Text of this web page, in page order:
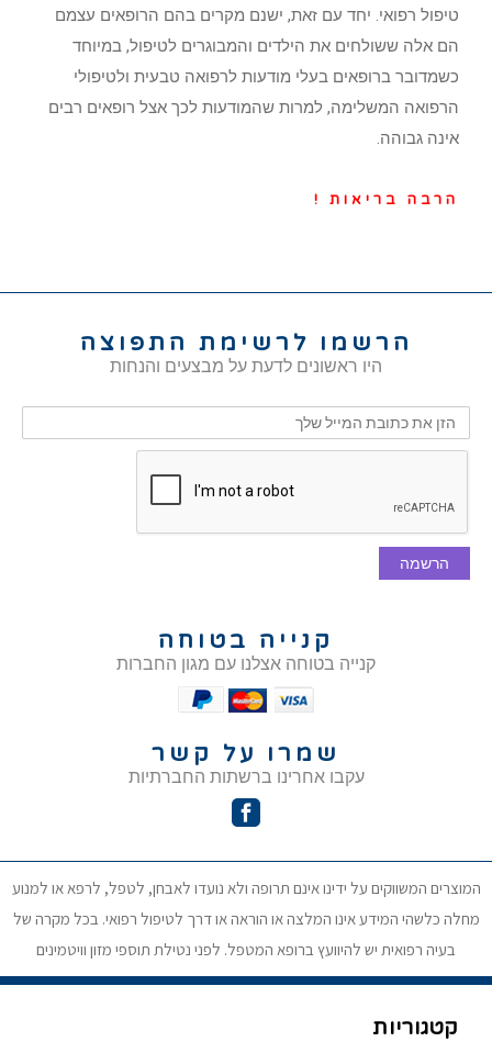
טיפול רפואי. יחד עם זאת, ישנם מקרים בהם הרופאים עצמם
הם אלה ששולחים את הילדים והמבוגרים לטיפול, במיוחד
כשמדובר ברופאים בעלי מודעות לרפואה טבעית ולטיפולי
הרפואה המשלימה, למרות שהמודעות לכך אצל רופאים רבים
אינה גבוהה.
הרבה בריאות !
הרשמו לרשימת התפוצה
היו ראשונים לדעת על מבצעים והנחות
הרשמה
קנייה בטוחה
קנייה בטוחה אצלנו עם מגון החברות
שמרו על קשר
עקבו אחרינו ברשתות החברתיות
המוצרים המשווקים על ידינו אינם תרופה ולא נועדו לאבחן, לטפל, לרפא או למנוע
מחלה כלשהי המידע אינו המלצה או הוראה או דרך לטיפול רפואי. בכל מקרה של
בעיה רפואית יש להיוועץ ברופא המטפל. לפני נטילת תוספי מזון וויטמינים
קטגוריות